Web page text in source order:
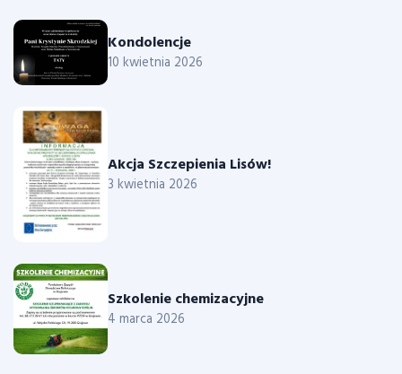
Kondolencje
10 kwietnia 2026
Akcja Szczepienia Lisów!
3 kwietnia 2026
Szkolenie chemizacyjne
4 marca 2026